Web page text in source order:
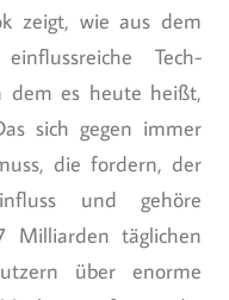
zeigt, wie aus dem
Tech-
dem es heute heißt,
sich gegen immer
die fordern, der
und gehöre
Milliarden täglichen
über enorme